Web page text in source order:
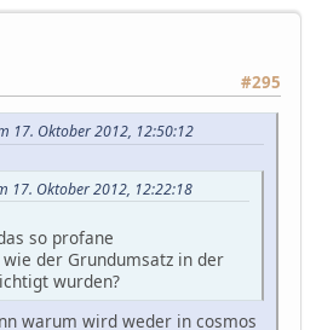
#295
17. Oktober 2012, 12:50:12
17. Oktober 2012, 12:22:18
so profane
der Grundumsatz in der
wurden?
warum wird weder in cosmos